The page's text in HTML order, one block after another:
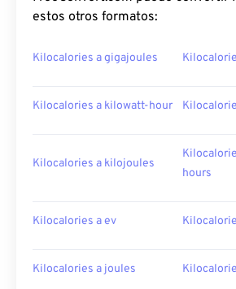
estos otros formatos:
Kilocalories a gigajoules
Kilocalories a kilowatt-hour
Kilocalories a kilojoules
hours
Kilocalories a ev
Kilocalories a joules